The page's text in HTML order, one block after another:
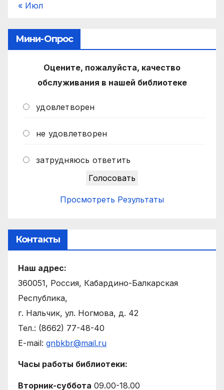
« Июл
Мини-Опрос
Оцените, пожалуйста, качество
обслуживания в нашей библиотеке
удовлетворен
не удовлетворен
затрудняюсь ответить
Просмотреть Результаты
Контакты
Наш адрес:
360051, Россия, Кабардино-Балкарская
Республика,
г. Нальчик, ул. Ногмова, д. 42
Тел.: (8662) 77-48-40
E-mail: gnbkbr@mail.ru
Часы работы библиотеки:
Вторник-суббота 09.00-18.00